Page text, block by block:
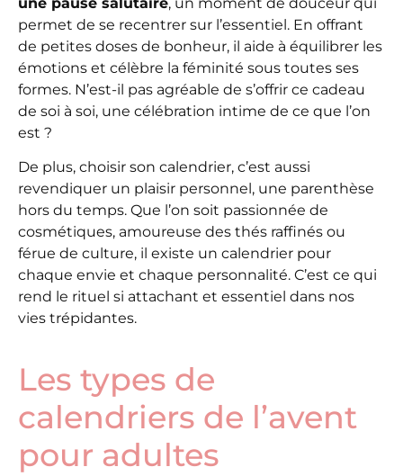
permet de se recentrer sur l’essentiel. En offrant
de petites doses de bonheur, il aide à équilibrer les
émotions et célèbre la féminité sous toutes ses
formes. N’est-il pas agréable de s’offrir ce cadeau
de soi à soi, une célébration intime de ce que l’on
est ?
De plus, choisir son calendrier, c’est aussi
revendiquer un plaisir personnel, une parenthèse
hors du temps. Que l’on soit passionnée de
cosmétiques, amoureuse des thés raffinés ou
férue de culture, il existe un calendrier pour
chaque envie et chaque personnalité. C’est ce qui
rend le rituel si attachant et essentiel dans nos
vies trépidantes.
Les types de
calendriers de l’avent
pour adultes